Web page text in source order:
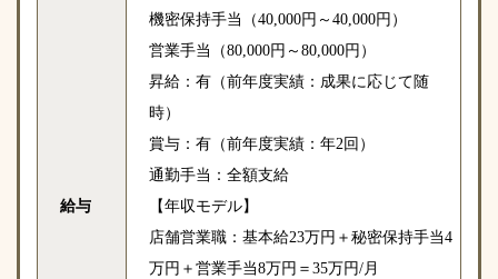
給与
機密保持手当（40,000円～40,000円）
営業手当（80,000円～80,000円）
昇給：有（前年度実績：成果に応じて随
時）
賞与：有（前年度実績：年2回）
通勤手当：全額支給
【年収モデル】
店舗営業職：基本給23万円＋秘密保持手当4
万円＋営業手当8万円＝35万円/月